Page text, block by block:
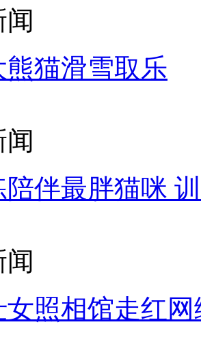
熊猫滑雪取乐
陪伴最胖猫咪
女照相馆走红网